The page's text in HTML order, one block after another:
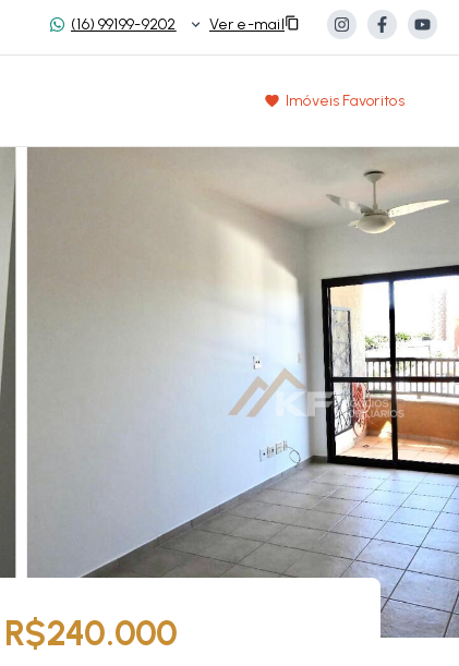
(16) 99199-9202 Ver e-mail
Imóveis Favoritos
R$240.000